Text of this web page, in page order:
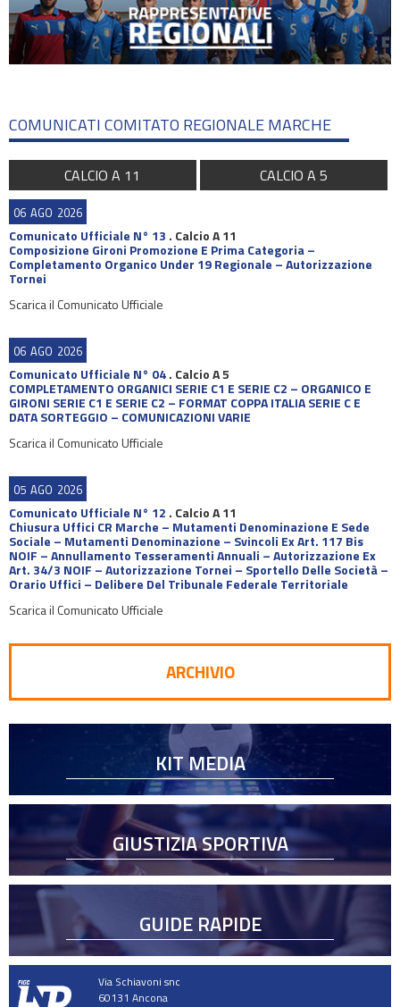
COMUNICATI COMITATO REGIONALE MARCHE
CALCIO A 11 CALCIO A 5
06 AGO 2026
Comunicato Ufficiale N° 13 . Calcio A 11
Composizione Gironi Promozione E Prima Categoria –
Completamento Organico Under 19 Regionale – Autorizzazione
Tornei
Scarica il Comunicato Ufficiale
06 AGO 2026
Comunicato Ufficiale N° 04. Calcio A 5
COMPLETAMENTO ORGANICI SERIE C1 E SERIE C2 – ORGANICO E
GIRONI SERIE C1 E SERIE C2 – FORMAT COPPA ITALIA SERIE C E
DATA SORTEGGIO – COMUNICAZIONI VARIE
Scarica il Comunicato Ufficiale
05 AGO 2026
Comunicato Ufficiale N° 12 . Calcio A 11
Chiusura Uffici CR Marche – Mutamenti Denominazione E Sede
Sociale – Mutamenti Denominazione – Svincoli Ex Art. 117 Bis
NOIF – Annullamento Tesseramenti Annuali – Autorizzazione Ex
Art. 34/3 NOIF – Autorizzazione Tornei – Sportello Delle Società –
Orario Uffici – Delibere Del Tribunale Federale Territoriale
Scarica il Comunicato Ufficiale
ARCHIVIO
KIT MEDIA
GIUSTIZIA SPORTIVA
GUIDE RAPIDE
Via Schiavoni snc
60131 Ancona